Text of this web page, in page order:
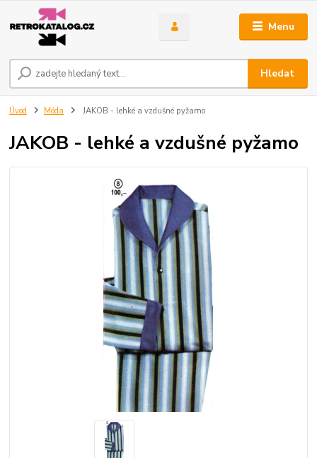
Menu
Hledat
Úvod Móda JAKOB - lehké a vzdušné pyžamo
JAKOB - lehké a vzdušné pyžamo